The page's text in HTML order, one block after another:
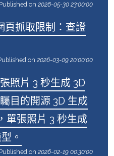
Published on 2026-05-30 23:00:00
頁抓取限制：查證
on 2026-03-09 20:00:00
照片 3 秒生成 3D
目的開源 3D 生成
單張照片 3 秒生成
。
Published on 2026-02-19 00:30:00